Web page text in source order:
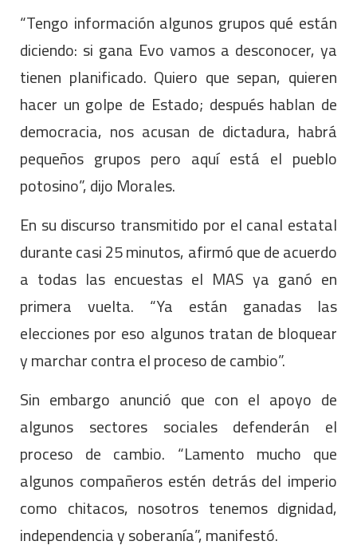
“Tengo información algunos grupos qué están
diciendo: si gana Evo vamos a desconocer, ya
tienen planificado. Quiero que sepan, quieren
hacer un golpe de Estado; después hablan de
democracia, nos acusan de dictadura, habrá
pequeños grupos pero aquí está el pueblo
potosino”, dijo Morales.
En su discurso transmitido por el canal estatal
durante casi 25 minutos, afirmó que de acuerdo
a todas las encuestas el MAS ya ganó en
primera vuelta. “Ya están ganadas las
elecciones por eso algunos tratan de bloquear
y marchar contra el proceso de cambio”.
Sin embargo anunció que con el apoyo de
algunos sectores sociales defenderán el
proceso de cambio. “Lamento mucho que
algunos compañeros estén detrás del imperio
como chitacos, nosotros tenemos dignidad,
independencia y soberanía”, manifestó.